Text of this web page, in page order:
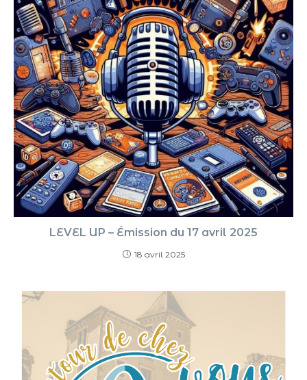
LEVEL UP – Émission du 17 avril 2025
18 avril 2025